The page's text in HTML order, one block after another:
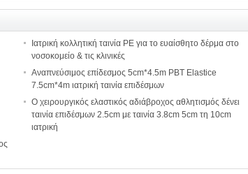
Ιατρική κολλητική ταινία PE για το ευαίσθητο δέρμα στο
νοσοκομείο & τις κλινικές
Αναπνεύσιμος επίδεσμος 5cm*4.5m PBT Elastice
7.5cm*4m ιατρική ταινία επιδέσμων
Ο χειρουργικός ελαστικός αδιάβροχος αθλητισμός δένει
ταινία επιδέσμων 2.5cm με ταινία 3.8cm 5cm τη 10cm
ιατρική